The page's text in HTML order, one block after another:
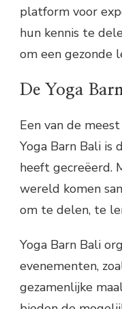
platform voor
hun kennis te
om een gezonde
De Yoga
Een van de
Yoga Barn Bali is
heeft gecreëerd.
wereld komen
om te delen, te
Yoga Barn Bali
evenementen,
gezamenlijke